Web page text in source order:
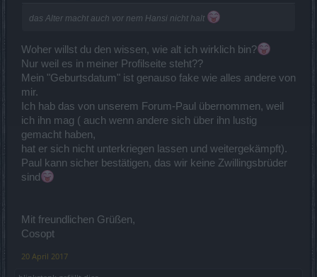
das Alter macht auch vor nem Hansi nicht halt
Woher willst du den wissen, wie alt ich wirklich bin?
Nur weil es in meiner Profilseite steht??
Mein "Geburtsdatum" ist genauso fake wie alles andere von
mir.
Ich hab das von unserem Forum-Paul übernommen, weil
ich ihn mag ( auch wenn andere sich über ihn lustig
gemacht haben,
hat er sich nicht unterkriegen lassen und weitergekämpft).
Paul kann sicher bestätigen, das wir keine Zwillingsbrüder
sind
Mit freundlichen Grüßen,
Cosopt
20 April 2017